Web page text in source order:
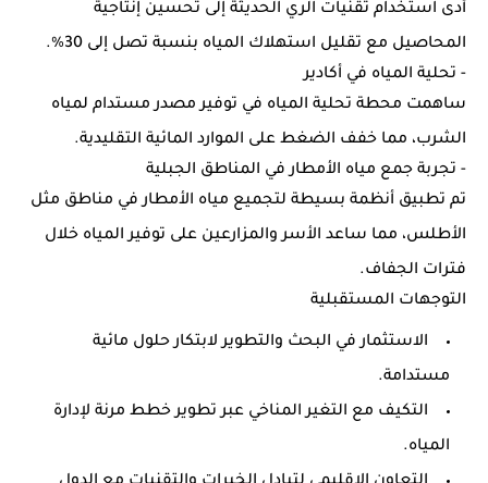
أدى استخدام تقنيات الري الحديثة إلى تحسين إنتاجية
المحاصيل مع تقليل استهلاك المياه بنسبة تصل إلى 30%.
- تحلية المياه في أكادير
ساهمت محطة تحلية المياه في توفير مصدر مستدام لمياه
الشرب، مما خفف الضغط على الموارد المائية التقليدية.
- تجربة جمع مياه الأمطار في المناطق الجبلية
تم تطبيق أنظمة بسيطة لتجميع مياه الأمطار في مناطق مثل
الأطلس، مما ساعد الأسر والمزارعين على توفير المياه خلال
فترات الجفاف.
التوجهات المستقبلية
الاستثمار في البحث والتطويرلابتكار حلول مائية
مستدامة.
التكيف مع التغير المناخي عبر تطوير خطط مرنة لإدارة
المياه.